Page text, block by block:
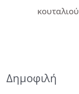
κουταλιού
Δημοφιλή